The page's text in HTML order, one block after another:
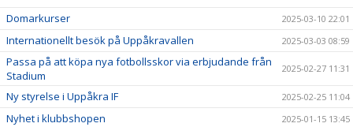
Domarkurser 2025-03-10 22:01
Internationellt besök på Uppåkravallen 2025-03-03 08:59
Passa på att köpa nya fotbollsskor via erbjudande från
Stadium
2025-02-27 11:31
Ny styrelse i Uppåkra IF 2025-02-25 11:04
Nyhet i klubbshopen 2025-01-15 13:45